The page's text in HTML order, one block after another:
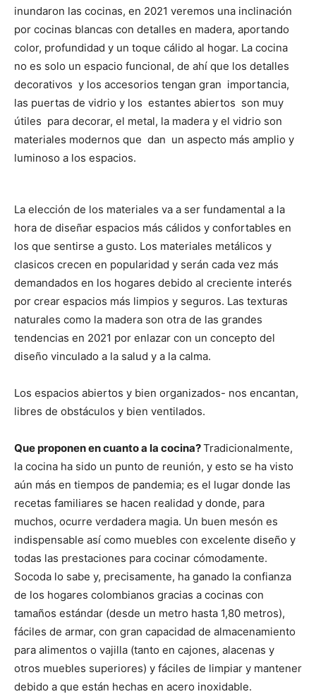
inundaron las cocinas, en 2021 veremos una inclinación
por cocinas blancas con detalles en madera, aportando
color, profundidad y un toque cálido al hogar. La cocina
no es solo un espacio funcional, de ahí que los detalles
decorativos y los accesorios tengan gran importancia,
las puertas de vidrio y los estantes abiertos son muy
útiles para decorar, el metal, la madera y el vidrio son
materiales modernos que dan un aspecto más amplio y
luminoso a los espacios.
La elección de los materiales va a ser fundamental a la
hora de diseñar espacios más cálidos y confortables en
los que sentirse a gusto. Los materiales metálicos y
clasicos crecen en popularidad y serán cada vez más
demandados en los hogares debido al creciente interés
por crear espacios más limpios y seguros. Las texturas
naturales como la madera son otra de las grandes
tendencias en 2021 por enlazar con un concepto del
diseño vinculado a la salud y a la calma.
Los espacios abiertos y bien organizados- nos encantan,
libres de obstáculos y bien ventilados.
Que proponen en cuanto a la cocina?Tradicionalmente,
la cocina ha sido un punto de reunión, y esto se ha visto
aún más en tiempos de pandemia; es el lugar donde las
recetas familiares se hacen realidad y donde, para
muchos, ocurre verdadera magia. Un buen mesón es
indispensable así como muebles con excelente diseño y
todas las prestaciones para cocinar cómodamente.
Socoda lo sabe y, precisamente, ha ganado la confianza
de los hogares colombianos gracias a cocinas con
tamaños estándar (desde un metro hasta 1,80 metros),
fáciles de armar, con gran capacidad de almacenamiento
para alimentos o vajilla (tanto en cajones, alacenas y
otros muebles superiores) y fáciles de limpiar y mantener
debido a que están hechas en acero inoxidable.